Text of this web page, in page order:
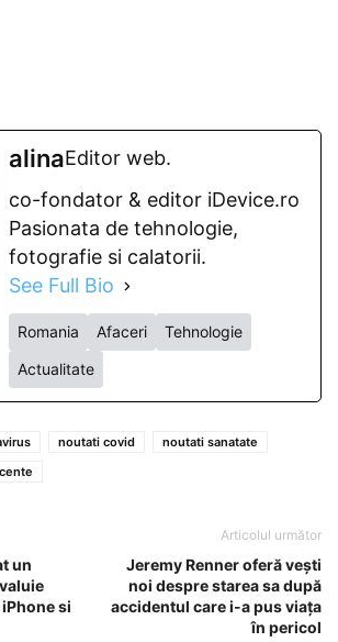
alinaEditor web.
co-fondator & editor iDevice.ro
Pasionata de tehnologie,
fotografie si calatorii.
See Full Bio
Romania Afaceri
Tehnologie
Actualitate
noutati covid
noutati sanatate
un
si
Articolul următor
Jeremy Renner oferă vești
noi despre starea sa după
accidentul care i-a pus viața
în pericol